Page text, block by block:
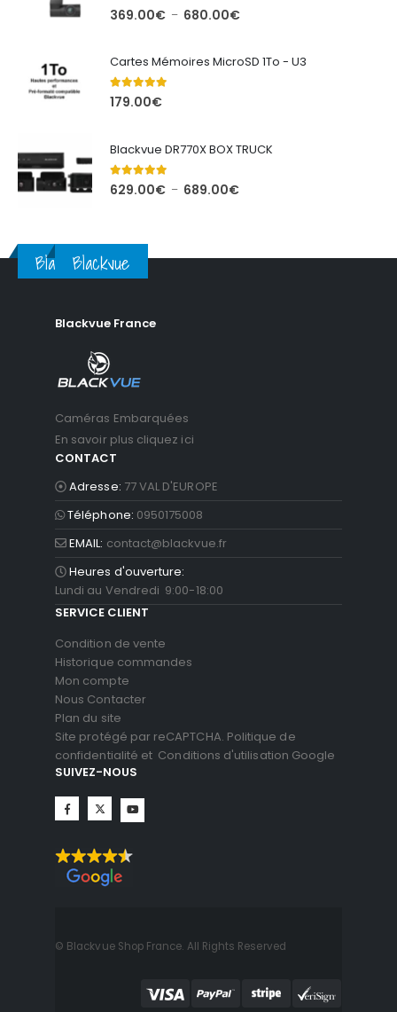
5.00out of 5
369.00€ – 680.00€Plage
369.00€
Cartes Mémoires MicroSD 1To - U3
5.00 out of 5
179.00€
Blackvue DR770X BOX TRUCK
5.00out of 5
629.00€ – 689.00€Plage
à
BlackvueBlackvue
Blackvue France
Caméras Embarquées
En savoir plus cliquez ici
CONTACT
Adresse: 77 VAL D'EUROPE
Téléphone: 0950175008
EMAIL: contact@blackvue.fr
Heures d'ouverture:
Lundi au Vendredi 9:00-18:00
SERVICE CLIENT
Condition de vente
Historique commandes
Mon compte
Nous Contacter
Plan du site
Site protégé par reCAPTCHA. Politique de
confidentialité et Conditions d'utilisation Google
SUIVEZ-NOUS
© Blackvue Shop France. All Rights Reserved